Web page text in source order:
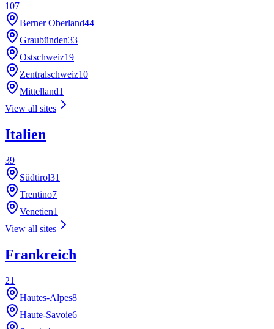
107
Berner Oberland44
Graubünden33
Ostschweiz19
Zentralschweiz10
Mittelland1
View all sites
Italien
39
Südtirol31
Trentino7
Venetien1
View all sites
Frankreich
21
Hautes-Alpes8
Haute-Savoie6